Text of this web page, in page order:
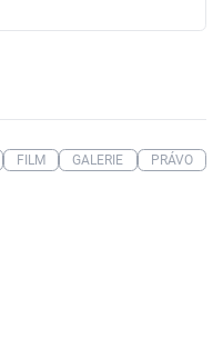
FILM GALERIE PRÁVO